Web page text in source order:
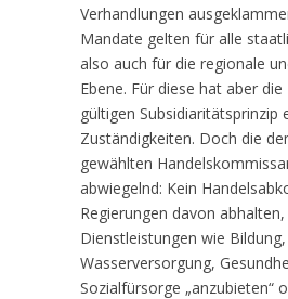
Verhandlungen
Mandate gelten für alle
also auch für die regionale
Ebene. Für diese hat aber die
gültigen Subsidiaritätsprinzip
Zuständigkeiten. Doch die
gewählten
abwiegelnd: Kein
Regierungen davon
Dienstleistungen wie Bildung,
Wasserversorgung,
Sozialfürsorge „anzubieten“